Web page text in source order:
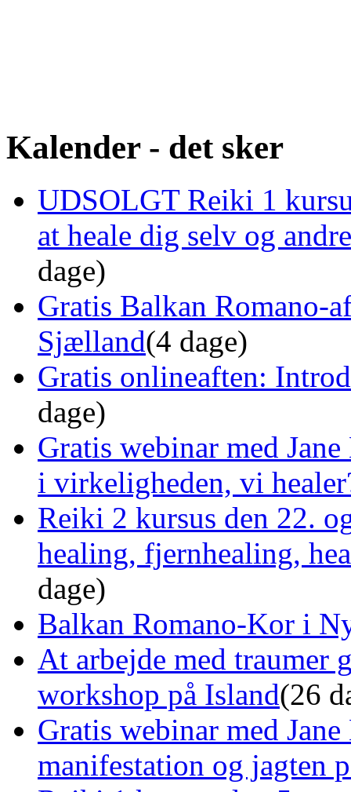
Kalender - det sker
UDSOLGT Reiki 1
at heale dig selv og
dage)
Gratis Balkan Romano-
Sjælland(4 dage)
Gratis onlineaften:
dage)
Gratis webinar med
i virkeligheden, vi
Reiki 2 kursus den 22.
healing, fjernhealing,
dage)
Balkan Romano-Kor i
At arbejde med traumer
workshop på Island(26
Gratis webinar med
manifestation og jagten